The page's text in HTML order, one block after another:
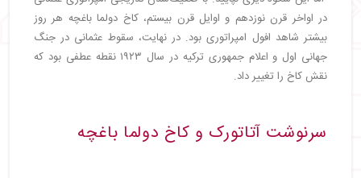
در اواخر قرن نوزدهم و اوایل قرن بیستم، کاخ دولما باغچه هر روز
بیشتر شاهد افول امپراتوری بود. در نهایت، سقوط عثمانی در جنگ
جهانی اول و اعلام جمهوری ترکیه در سال ۱۹۲۳ نقطه عطفی بود که
نقش کاخ را تغییر داد.
سرنوشت آتاتورک و کاخ دولما باغچه